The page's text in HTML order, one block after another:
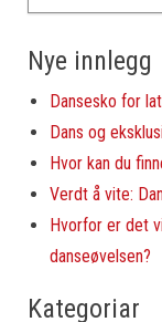
Nye innlegg
Dansesko for
Dans og
Hvor kan du
Verdt å vite:
Hvorfor er det
danseøvelsen?
Kategoriar